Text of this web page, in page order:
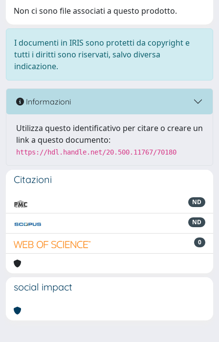
Non ci sono file associati a questo prodotto.
I documenti in IRIS sono protetti da copyright e
tutti i diritti sono riservati, salvo diversa
indicazione.
Informazioni
Utilizza questo identificativo per citare o creare un
link a questo documento:
https://hdl.handle.net/20.500.11767/70180
Citazioni
ND
ND
0
social impact